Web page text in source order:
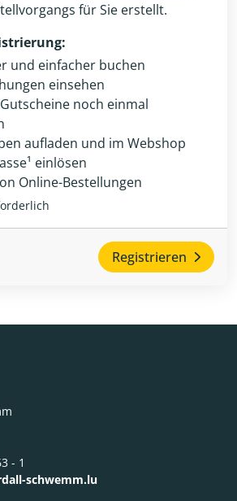
für Sie erstellt.
und einfacher buchen
einsehen
noch einmal
aufladen und im Webshop
einlösen
Online-Bestellungen
Registrieren
- 1
schwemm.lu